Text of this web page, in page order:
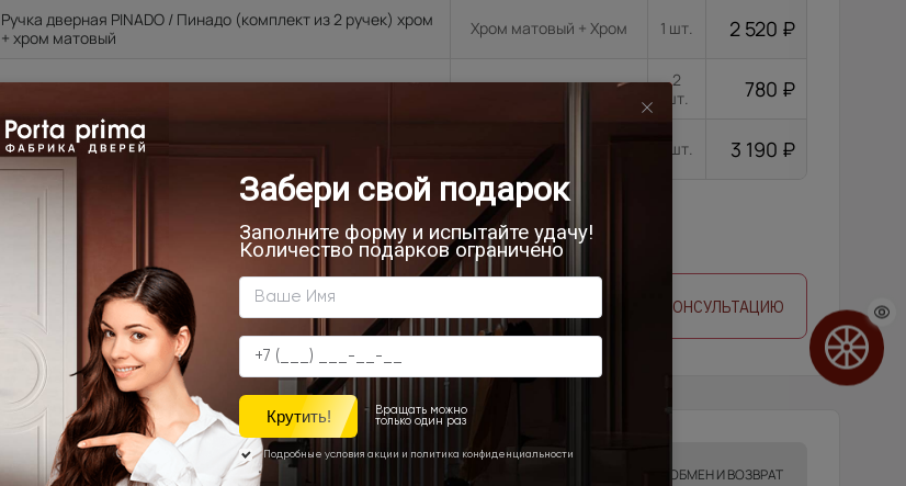
Ручка дверная PINADO / Пинадо (комплект из 2 ручек) хром
+ хром матовый
Хром матовый + Хром 1 шт. 2 520 ₽
Петля дверная, 100*70*2,5-4ВВ , черный Черный никель
2
шт.
780 ₽
Защелка с пластиковым язычком, магнитная AGB, LM CL BL,
черный. В комплекте с дверью.
1 шт. 3 190 ₽
51 500₽
В КОРЗИНУ ЗАПРОСИТЬ КОНСУЛЬТАЦИЮ
ДОСТАВКА УСТАНОВКА ОБМЕН И ВОЗВРАТ